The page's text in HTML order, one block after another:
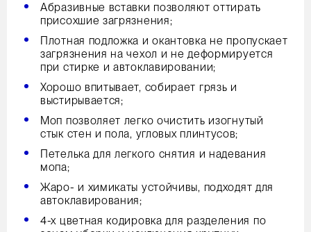
Абразивные вставки позволяют оттирать
присохшие загрязнения;
Плотная подложка и окантовка не пропускает
загрязнения на чехол и не деформируется
при стирке и автоклавировании;
Хорошо впитывает, собирает грязь и
выстирывается;
Моп позволяет легко очистить изогнутый
стык стен и пола, угловых плинтусов;
Петелька для легкого снятия и надевания
мопа;
Жаро- и химикаты устойчивы, подходят для
автоклавирования;
4-х цветная кодировка для разделения по